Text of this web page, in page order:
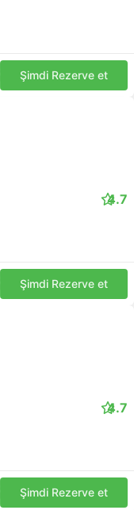
Şimdi Rezerve et
4.7
Şimdi Rezerve et
4.7
Şimdi Rezerve et